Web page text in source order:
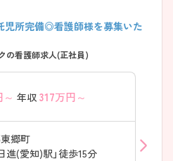
児所完備◎看護師様を募集いた
の看護師求人(正社員)
年収 317万円～
郷町
進(愛知)駅」徒歩15分